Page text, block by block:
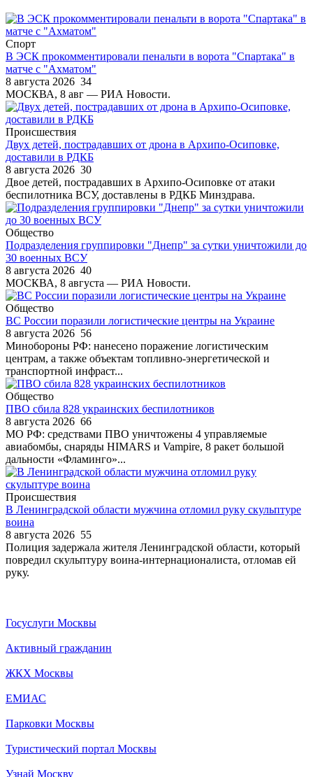
Спорт
В ЭСК прокомментировали пенальти в ворота "Спартака" в
матче с "Ахматом"
8 августа 2026 34
МОСКВА, 8 авг — РИА Новости.
Происшествия
Двух детей, пострадавших от дрона в Архипо-Осиповке,
доставили в РДКБ
8 августа 2026 30
Двое детей, пострадавших в Архипо-Осиповке от атаки
беспилотника ВСУ, доставлены в РДКБ Минздрава.
Общество
Подразделения группировки "Днепр" за сутки уничтожили до
30 военных ВСУ
8 августа 2026 40
МОСКВА, 8 августа — РИА Новости.
Общество
ВС России поразили логистические центры на Украине
8 августа 2026 56
Минобороны РФ: нанесено поражение логистическим
центрам, а также объектам топливно-энергетической и
транспортной инфраст...
Общество
ПВО сбила 828 украинских беспилотников
8 августа 2026 66
МО РФ: средствами ПВО уничтожены 4 управляемые
авиабомбы, снаряды HIMARS и Vampire, 8 ракет большой
дальности «Фламинго»...
Происшествия
В Ленинградской области мужчина отломил руку скульптуре
воина
8 августа 2026 55
Полиция задержала жителя Ленинградской области, который
повредил скульптуру воина-интернационалиста, отломав ей
руку.
Госуслуги Москвы
Активный гражданин
ЖКХ Москвы
ЕМИАС
Парковки Москвы
Туристический портал Москвы
Узнай Москву